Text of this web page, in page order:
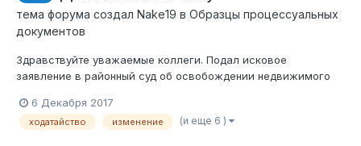
тема форума создал Nake19 в Образцы процессуальных
документов
Здравствуйте уважаемые коллеги. Подал исковое
заявление в районный суд об освобождении недвижимого
приобретено на торгах организованных ЧСИ. В иске в
качестве ответчика указан один должник и банк. Тогда как в
6 Декабря 2017
ходатайство изменение (и еще 6 )